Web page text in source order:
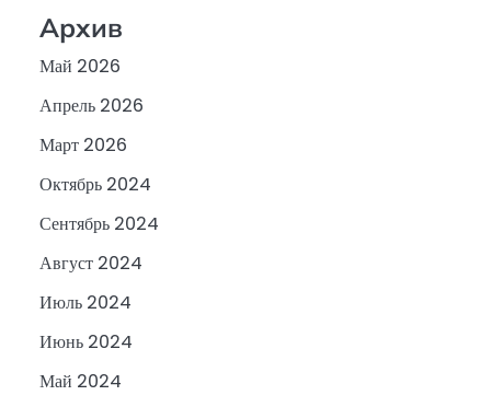
Архив
Май 2026
Апрель 2026
Март 2026
Октябрь 2024
Сентябрь 2024
Август 2024
Июль 2024
Июнь 2024
Май 2024